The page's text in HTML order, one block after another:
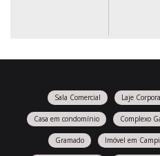
Sala Comercial Laje
Casa em condomínio Complexo
Gramado Imóvel em